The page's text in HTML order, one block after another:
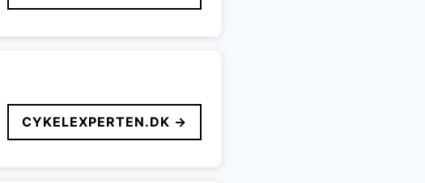
CYKELEXPERTEN.DK →